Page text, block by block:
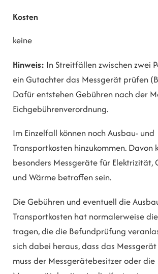
Kosten
keine
Hinweis: In Streitfällen zwischen zwei
ein Gutachter das Messgerät prüfen
Dafür entstehen Gebühren nach der
Eichgebührenverordnung.
Im Einzelfall können noch Ausbau- und
Transportkosten hinzukommen. Davon
besonders Messgeräte für Elektrizität,
und Wärme betroffen sein.
Die Gebühren und eventuell die
Transportkosten hat normalerweise die
tragen, die die Befundprüfung
sich dabei heraus, dass das
muss der Messgerätebesitzer oder die